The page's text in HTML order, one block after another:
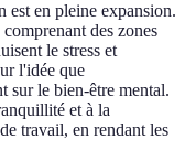
est en pleine expansion.
des zones
le stress et
l'idée que
sur le bien-être mental.
et à la
travail, en rendant les